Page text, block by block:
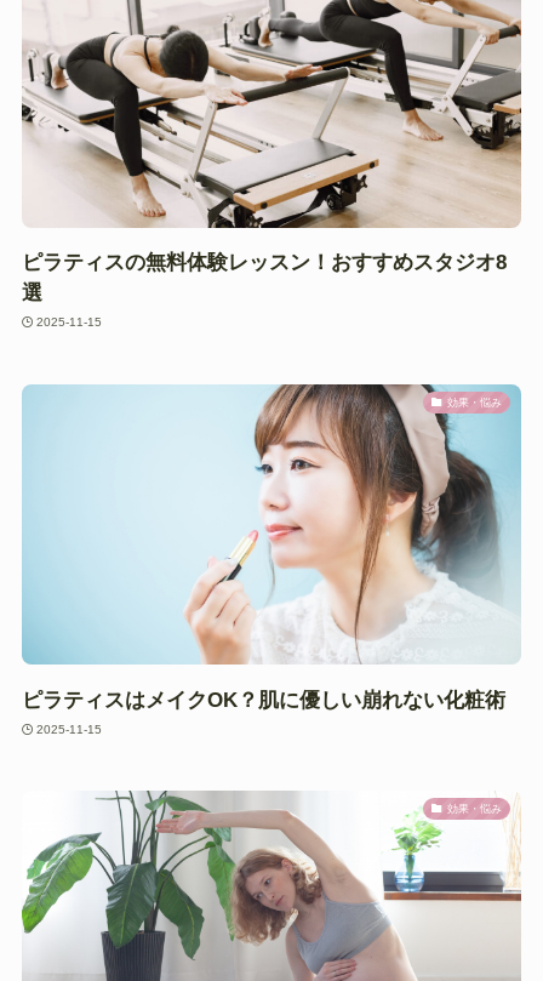
ピラティスの無料体験レッスン！おすすめスタジオ8
選
2025-11-15
効果・悩み
ピラティスはメイクOK？肌に優しい崩れない化粧術
2025-11-15
効果・悩み